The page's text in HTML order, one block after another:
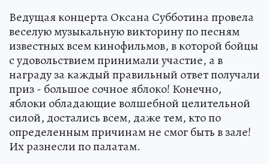
Ведущая концерта Оксана Субботина провела
веселую музыкальную викторину по песням
известных всем кинофильмов, в которой бойцы
с удовольствием принимали участие, а в
награду за каждый правильный ответ получали
приз - большое сочное яблоко! Конечно,
яблоки обладающие волшебной целительной
силой, достались всем, даже тем, кто по
определенным причинам не смог быть в зале!
Их разнесли по палатам.